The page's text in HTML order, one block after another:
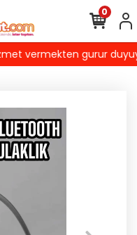
vermekten gurur
0